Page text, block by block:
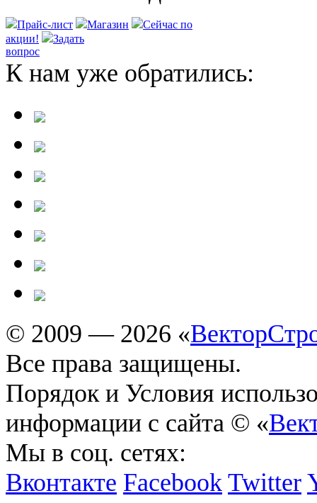
Прайс-лист Магазин
Сейчас по
акции!
Задать
вопрос
К нам уже обратились:
© 2009 — 2026 «
Все права защищены.
Порядок и Условия
информации с сайта © «
Мы в соц. сетях:
Вконтакте Facebook Twitter